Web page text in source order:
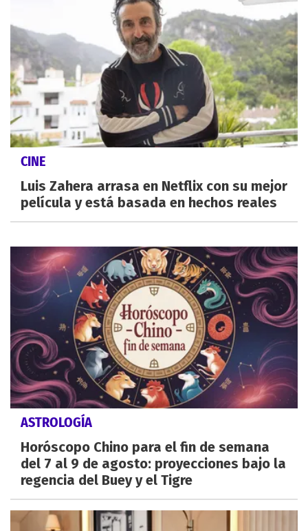
CINE
Luis Zahera arrasa en Netflix con su mejor
película y está basada en hechos reales
ASTROLOGÍA
Horóscopo Chino para el fin de semana
del 7 al 9 de agosto: proyecciones bajo la
regencia del Buey y el Tigre